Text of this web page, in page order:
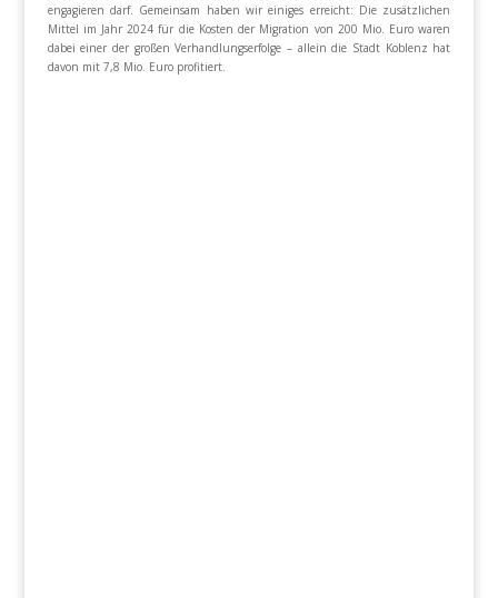
engagieren darf. Gemeinsam haben wir einiges erreicht: Die zusätzlichen
Mittel im Jahr 2024 für die Kosten der Migration von 200 Mio. Euro waren
dabei einer der großen Verhandlungserfolge – allein die Stadt Koblenz hat
davon mit 7,8 Mio. Euro profitiert.